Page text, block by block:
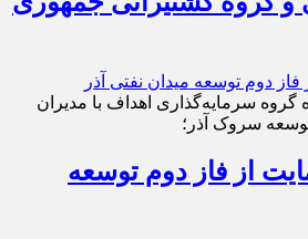
سرمایه‌گذاری اهداف با مدیران
سروک آذر؛
از فاز دوم توسعه